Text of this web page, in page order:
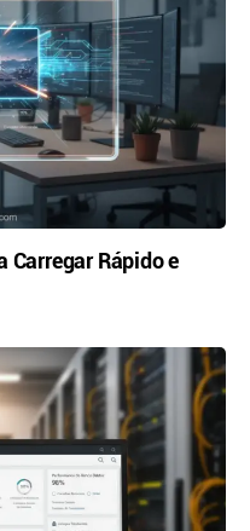
Carregar Rápido e